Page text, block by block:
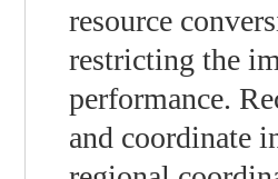
resource
restricting the
performance.
and coordinate